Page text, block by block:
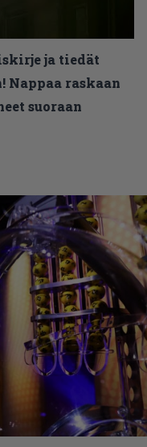
ja tiedät
Nappaa raskaan
suoraan